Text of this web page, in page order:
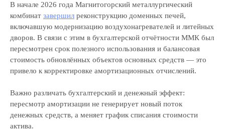
В начале 2026 года Магнитогорский металлургический
комбинат завершил реконструкцию доменных печей,
включавшую модернизацию воздухонагревателей и литейных
дворов. В связи с этим в бухгалтерской отчётности ММК был
пересмотрен срок полезного использования и балансовая
стоимость обновлённых объектов основных средств — это
привело к корректировке амортизационных отчислений.
Важно различать бухгалтерский и денежный эффект:
пересмотр амортизации не генерирует новый поток
денежных средств, а меняет график списания стоимости
актива.